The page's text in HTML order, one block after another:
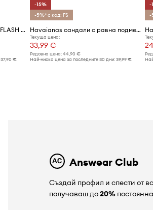
Havaianas сандали дамски FLASH FUSION
37,90 €
-15%
-5%* с код: FS
Havaianas сандали с равна подметка дамски UNA MANGA
Текуща цена:
33,99 €
Редовна цена: 44,90 €
Най-ниска цена за последните 30 дни: 39,99 €
-
-
Answear Club
Създай профил и спести от
получаваш до20%